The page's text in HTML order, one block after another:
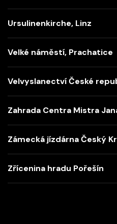
Ursulinenkirche, Linz
Velké náměstí, Prachatice
Velvyslanectví České
Zahrada Centra Mistra
Zámecká jízdárna Český
Zřícenina hradu Pořešín